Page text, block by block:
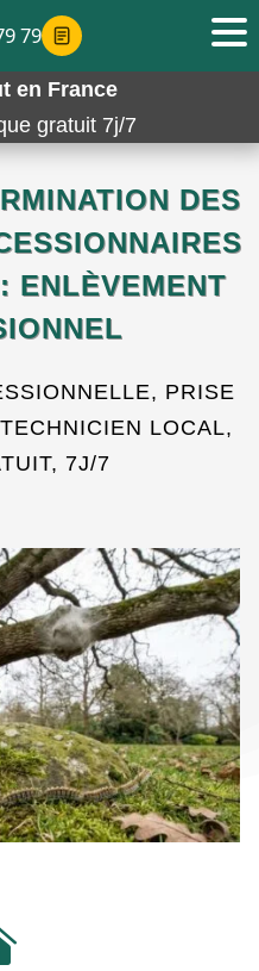
en France
gratuit 7j/7
DES
ENLÈVEMENT
PRISE
LOCAL,
7J/7
79